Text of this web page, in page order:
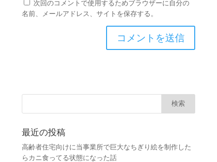
次回のコメントで使用するためブラウザーに自分の
名前、メールアドレス、サイトを保存する。
最近の投稿
高齢者住宅向けに当事業所で巨大なちぎり絵を制作した
らカニ食ってる状態になった話